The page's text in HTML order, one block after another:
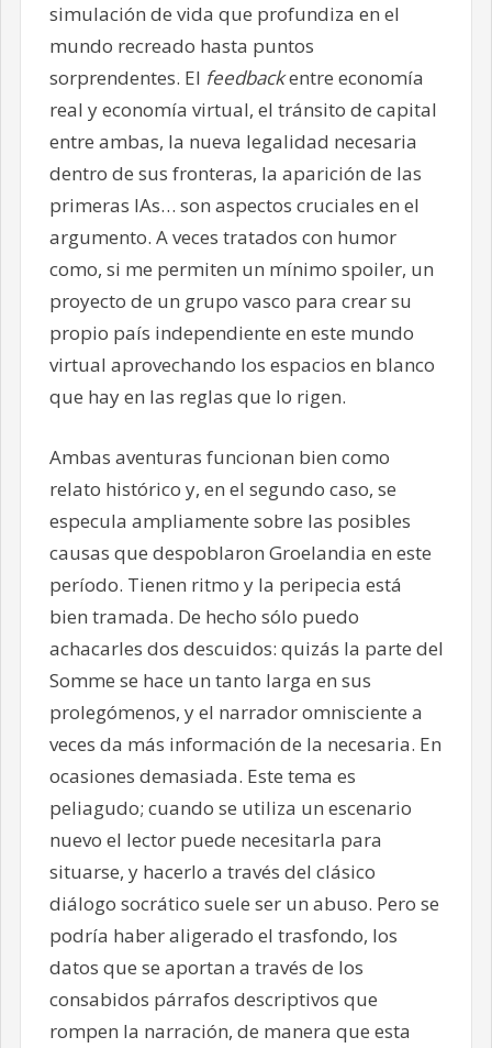
simulación de vida que profundiza en el
mundo recreado hasta puntos
sorprendentes. El feedbackentre economía
real y economía virtual, el tránsito de capital
entre ambas, la nueva legalidad necesaria
dentro de sus fronteras, la aparición de las
primeras IAs… son aspectos cruciales en el
argumento. A veces tratados con humor
como, si me permiten un mínimo spoiler, un
proyecto de un grupo vasco para crear su
propio país independiente en este mundo
virtual aprovechando los espacios en blanco
que hay en las reglas que lo rigen.
Ambas aventuras funcionan bien como
relato histórico y, en el segundo caso, se
especula ampliamente sobre las posibles
causas que despoblaron Groelandia en este
período. Tienen ritmo y la peripecia está
bien tramada. De hecho sólo puedo
achacarles dos descuidos: quizás la parte del
Somme se hace un tanto larga en sus
prolegómenos, y el narrador omnisciente a
veces da más información de la necesaria. En
ocasiones demasiada. Este tema es
peliagudo; cuando se utiliza un escenario
nuevo el lector puede necesitarla para
situarse, y hacerlo a través del clásico
diálogo socrático suele ser un abuso. Pero se
podría haber aligerado el trasfondo, los
datos que se aportan a través de los
consabidos párrafos descriptivos que
rompen la narración, de manera que esta